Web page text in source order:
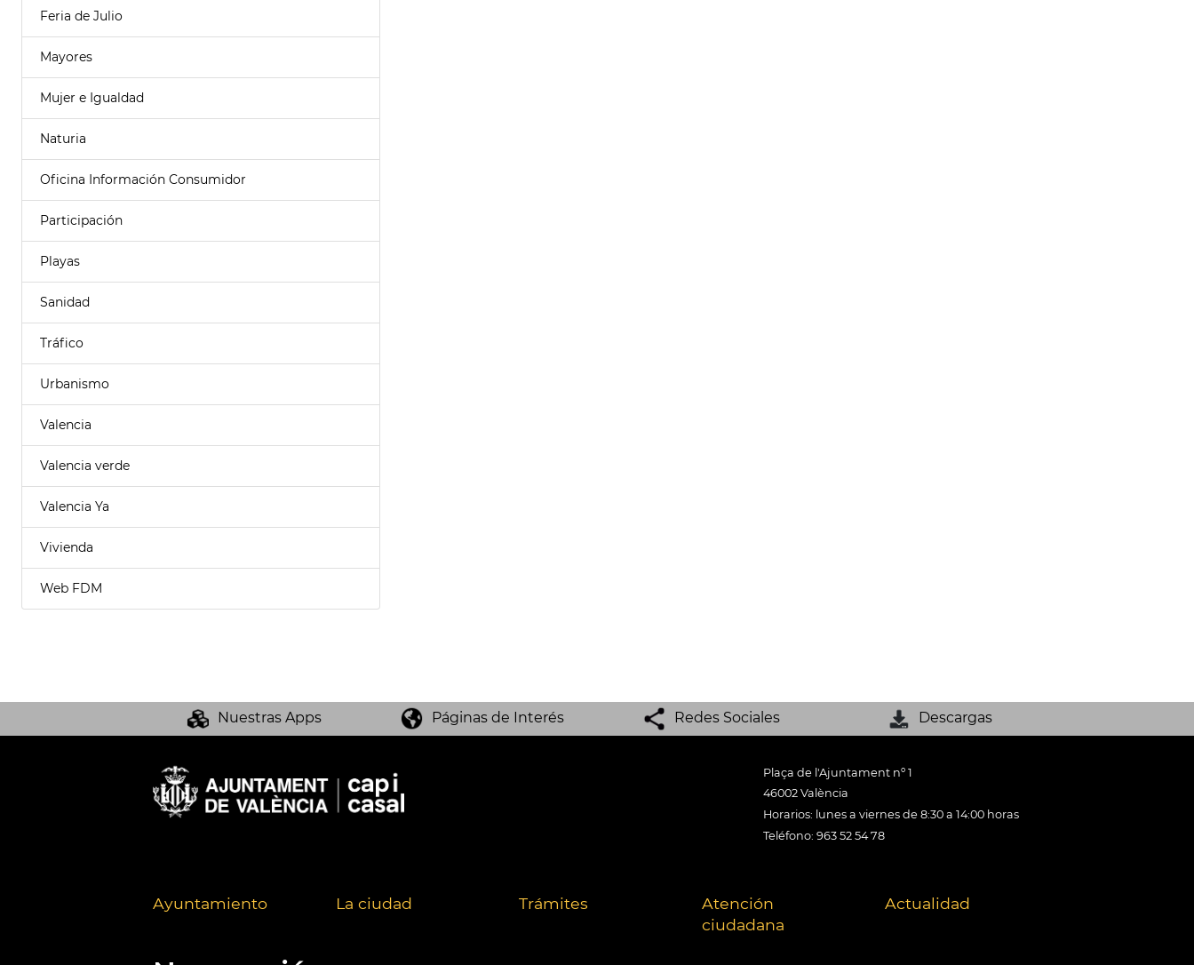
Feria de Julio
Mayores
Mujer e Igualdad
Naturia
Oficina Información Consumidor
Participación
Playas
Sanidad
Tráfico
Urbanismo
Valencia
Valencia verde
Valencia Ya
Vivienda
Web FDM
Nuestras Apps Páginas de Interés Redes Sociales Descargas
Plaça de l'Ajuntament nº 1
46002 València
Horarios: lunes a viernes de 8:30 a 14:00 horas
Teléfono: 963 52 54 78
Ayuntamiento La ciudad Trámites
Atención
ciudadana
Actualidad